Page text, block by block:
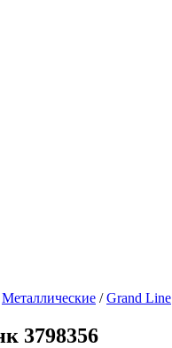
Металлические / Grand Line
3798356